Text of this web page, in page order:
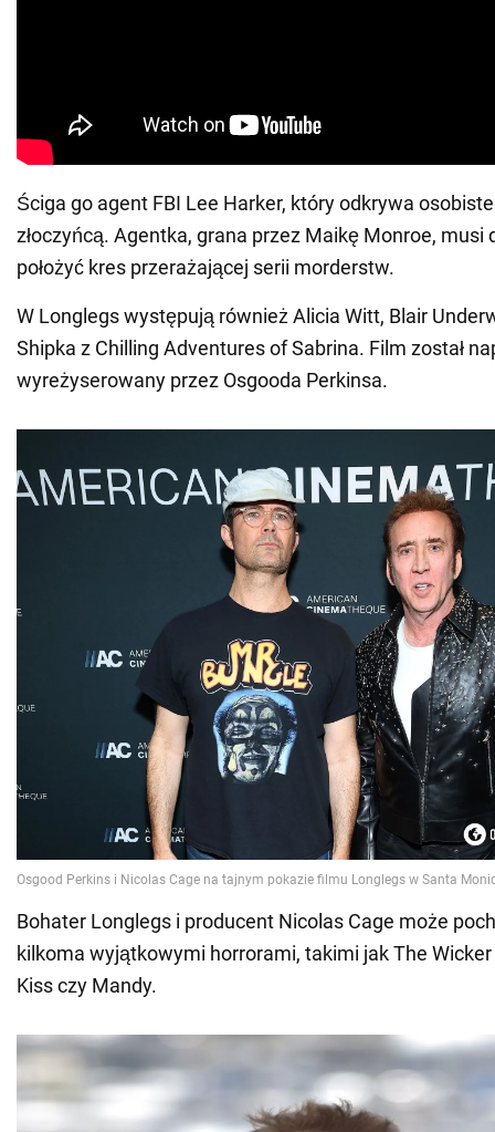
Ściga go agent FBI Lee Harker, który odkrywa
złoczyńcą. Agentka, grana przez Maikę Monroe, musi
położyć kres przerażającej serii morderstw.
W Longlegs występują również Alicia Witt, Blair
Shipka z Chilling Adventures of Sabrina. Film został
wyreżyserowany przez Osgooda Perkinsa.
Bohater Longlegs i producent Nicolas Cage może
kilkoma wyjątkowymi horrorami, takimi jak The
Kiss czy Mandy.